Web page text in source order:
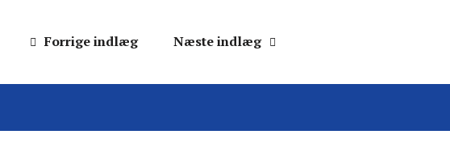
Forrige indlæg Næste indlæg